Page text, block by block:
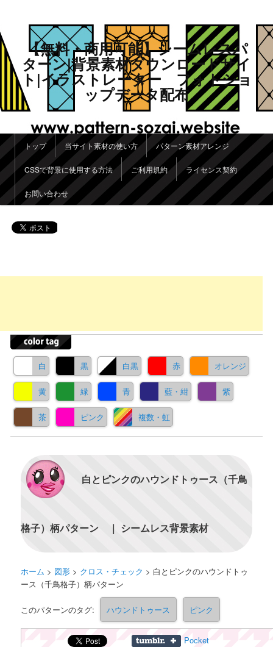
【無料・商用可能】シームレスパ
ターン|背景素材ダウンロードサイ
ト|イラストレーター フォトショ
ップデータ配布
メインメニュー
メインコンテンツへ移動
サブコンテンツへ移動
トップ 当サイト素材の使い方 パターン素材アレンジ
CSSで背景に使用する方法 ご利用規約 ライセンス契約
お問い合わせ
白 黒 白黒 赤 オレンジ
黄 緑 青 藍・紺 紫
茶 ピンク 複数・虹
白とピンクのハウンドトゥース（千鳥
格子）柄パターン ｜ シームレス背景素材
ホーム > 図形 > クロス・チェック > 白とピンクのハウンドトゥ
ース（千鳥格子）柄パターン
このパターンのタグ: ハウンドトゥース ピンク
Pocket